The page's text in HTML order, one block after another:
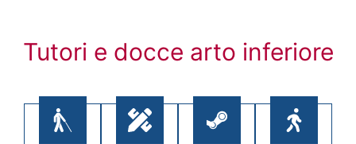
Tutori e docce arto inferiore